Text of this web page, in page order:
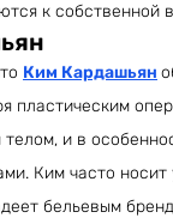
к собственной
Ким Кардашьян
пластическим
и в
Ким часто носит
бельевым